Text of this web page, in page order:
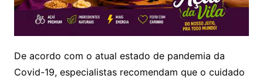
De acordo com o atual estado de pandemia da
Covid-19, especialistas recomendam que o cuidado